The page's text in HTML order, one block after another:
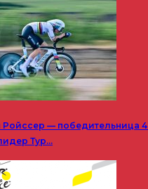
— победительница 4
Тур…